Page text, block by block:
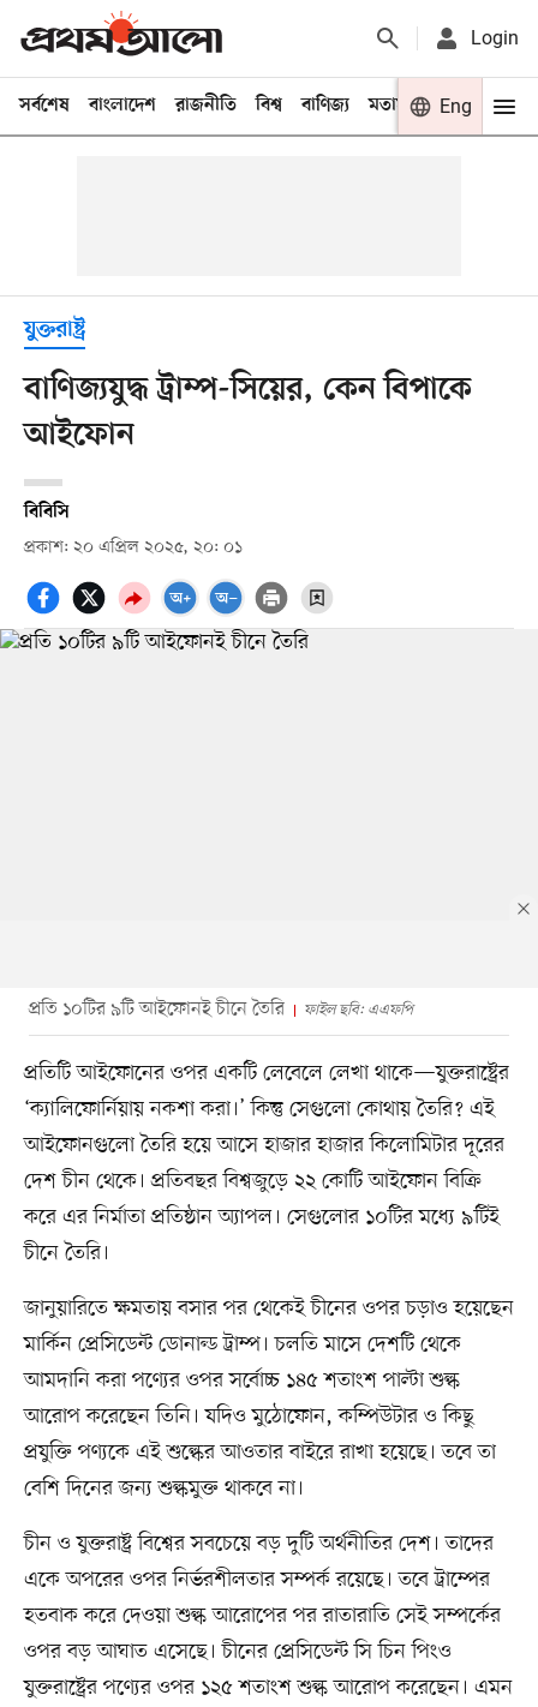
Login
সর্বশেষ বাংলাদেশ রাজনীতি বিশ্ব বাণিজ্য মতামত খেলা
Eng
যুক্তরাষ্ট্র
বাণিজ্যযুদ্ধ ট্রাম্প-সিয়ের, কেন বিপাকে
আইফোন
বিবিসি
প্রকাশ: ২০ এপ্রিল ২০২৫, ২০: ০১
প্রতি ১০টির ৯টি আইফোনই চীনে তৈরি ফাইল ছবি: এএফপি
প্রতিটি আইফোনের ওপর একটি লেবেলে লেখা থাকে—যুক্তরাষ্ট্রের
‘ক্যালিফোর্নিয়ায় নকশা করা।’ কিন্তু সেগুলো কোথায় তৈরি? এই
আইফোনগুলো তৈরি হয়ে আসে হাজার হাজার কিলোমিটার দূরের
দেশ চীন থেকে। প্রতিবছর বিশ্বজুড়ে ২২ কোটি আইফোন বিক্রি
করে এর নির্মাতা প্রতিষ্ঠান অ্যাপল। সেগুলোর ১০টির মধ্যে ৯টিই
চীনে তৈরি।
জানুয়ারিতে ক্ষমতায় বসার পর থেকেই চীনের ওপর চড়াও হয়েছেন
মার্কিন প্রেসিডেন্ট ডোনাল্ড ট্রাম্প। চলতি মাসে দেশটি থেকে
আমদানি করা পণ্যের ওপর সর্বোচ্চ ১৪৫ শতাংশ পাল্টা শুল্ক
আরোপ করেছেন তিনি। যদিও মুঠোফোন, কম্পিউটার ও কিছু
প্রযুক্তি পণ্যকে এই শুল্কের আওতার বাইরে রাখা হয়েছে। তবে তা
বেশি দিনের জন্য শুল্কমুক্ত থাকবে না।
চীন ও যুক্তরাষ্ট্র বিশ্বের সবচেয়ে বড় দুটি অর্থনীতির দেশ। তাদের
একে অপরের ওপর নির্ভরশীলতার সম্পর্ক রয়েছে। তবে ট্রাম্পের
হতবাক করে দেওয়া শুল্ক আরোপের পর রাতারাতি সেই সম্পর্কের
ওপর বড় আঘাত এসেছে। চীনের প্রেসিডেন্ট সি চিন পিংও
যুক্তরাষ্ট্রের পণ্যের ওপর ১২৫ শতাংশ শুল্ক আরোপ করেছেন। এমন